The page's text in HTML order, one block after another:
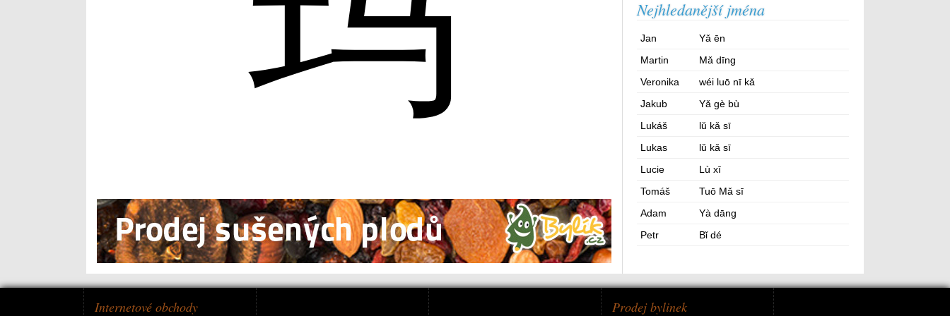
Nejhledanější jména
Jan
Yǎ ēn
Martin
Mǎ dīng
Veronika
wéi luō nī kǎ
Jakub
Yǎ gè bù
Lukáš
lǔ kǎ sī
Lukas
lǔ kǎ sī
Lucie
Lù xī
Tomáš
Tuō Mǎ sī
Adam
Yà dāng
Petr
Bǐ dé
Internetové obchody Prodej bylinek